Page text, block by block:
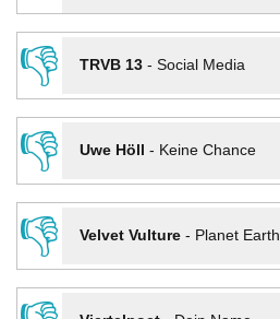
👎
TRVB 13- Social Media
👎
Uwe Höll - Keine Chance
👎
Velvet Vulture- Planet Earth